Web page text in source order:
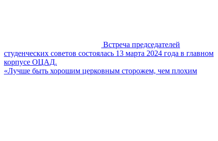
Встреча председателей
студенческих советов состоялась 13 марта 2024 года в главном
корпусе ОЦАД.
«Лучше быть хорошим церковным сторожем, чем плохим